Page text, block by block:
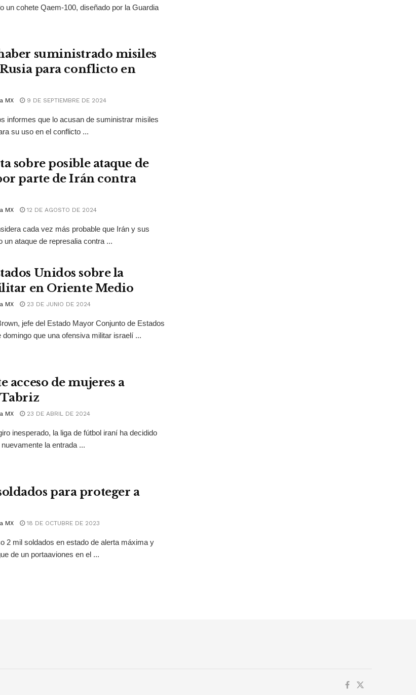
un cohete Qaem-100, diseñado por la Guardia
suministrado misiles
para conflicto en
MX 9 DE SEPTIEMBRE DE 2024
informes que lo acusan de suministrar misiles
su uso en el conflicto ...
sobre posible ataque de
parte de Irán contra
MX 12 DE AGOSTO DE 2024
cada vez más probable que Irán y sus
un ataque de represalia contra ...
Unidos sobre la
en Oriente Medio
MX 23 DE JUNIO DE 2024
jefe del Estado Mayor Conjunto de Estados
domingo que una ofensiva militar israelí ...
acceso de mujeres a
Tabriz
MX 23 DE ABRIL DE 2024
inesperado, la liga de fútbol iraní ha decidido
la entrada ...
para proteger a
MX 18 DE OCTUBRE DE 2023
2 mil soldados en estado de alerta máxima y
de un portaaviones en el ...